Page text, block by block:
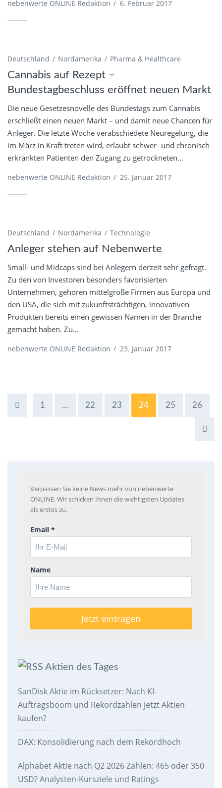
nebenwerte ONLINE Redaktion / 6. Februar 2017
Deutschland Nordamerika Pharma & Healthcare
Cannabis auf Rezept –
Bundestagbeschluss eröffnet neuen Markt
Die neue Gesetzesnovelle des Bundestags zum Cannabis
erschließt einen neuen Markt – und damit neue Chancen für
Anleger. Die letzte Woche verabschiedete Neuregelung, die
im März in Kraft treten wird, erlaubt schwer- und chronisch
erkrankten Patienten den Zugang zu getrockneten...
nebenwerte ONLINE Redaktion / 25. Januar 2017
Deutschland Nordamerika Technologie
Anleger stehen auf Nebenwerte
Small- und Midcaps sind bei Anlegern derzeit sehr gefragt.
Zu den von Investoren besonders favorisierten
Unternehmen, gehören mittelgroße Firmen aus Europa und
den USA, die sich mit zukunftsträchtigen, innovativen
Produkten bereits einen gewissen Namen in der Branche
gemacht haben. Zu...
nebenwerte ONLINE Redaktion / 23. Januar 2017
1 … 22 23 24 25 26
Verpassen Sie keine News mehr von nebenwerte
ONLINE. Wir schicken Ihnen die wichtigsten Updates
als erstes zu.
Email *
Name
Aktien des Tages
SanDisk Aktie im Rücksetzer: Nach KI-
Auftragsboom und Rekordzahlen jetzt Aktien
kaufen?
DAX: Konsolidierung nach dem Rekordhoch
Alphabet Aktie nach Q2 2026 Zahlen: 465 oder 350
USD? Analysten-Kursziele und Ratings